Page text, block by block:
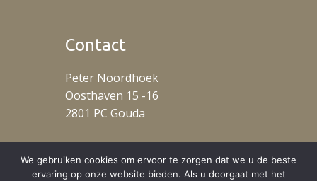
Contact
Peter Noordhoek
Oosthaven 15 -16
2801 PC Gouda
We gebruiken cookies om ervoor te zorgen dat we u de beste
ervaring op onze website bieden. Als u doorgaat met het